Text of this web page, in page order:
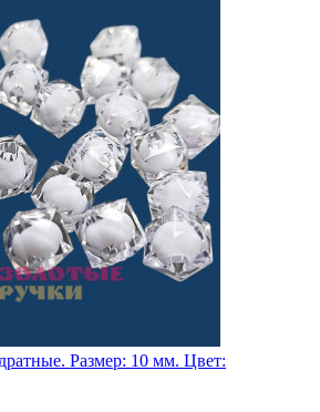
Размер: 10 мм. Цвет: